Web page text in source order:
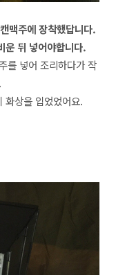
캔맥주에 장착했답니다.
운 뒤 넣어야합니다.
를 넣어 조리하다가 작
화상을 입었었어요.